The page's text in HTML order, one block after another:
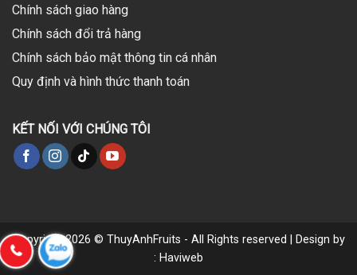
Chính sách giao hàng
Chính sách đổi trả hàng
Chính sách bảo mật thông tin cá nhân
Quy định và hình thức thanh toán
KẾT NỐI VỚI CHÚNG TÔI
Copyright 2026 © ThuyAnhFruits - All Rights reserved | Design by
: Haviweb